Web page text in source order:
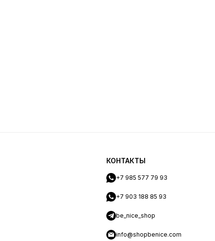
КОНТАКТЫ
+7 985 577 79 93
+7 903 188 85 93
be_nice_shop
info@shopbenice.com